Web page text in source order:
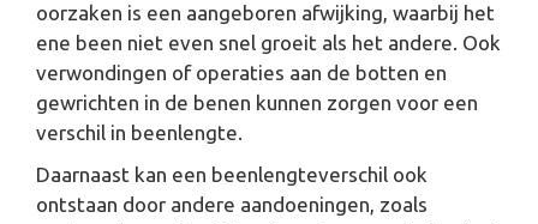
oorzaken is een aangeboren afwijking, waarbij het
ene been niet even snel groeit als het andere. Ook
verwondingen of operaties aan de botten en
gewrichten in de benen kunnen zorgen voor een
verschil in beenlengte.
Daarnaast kan een beenlengteverschil ook
ontstaan door andere aandoeningen, zoals